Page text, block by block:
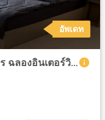
อัพเดท
คอนโดให้เช่า 1 ห้องนอน ในโครงการ ฉลองอินเตอร์วิลล์ คอนโด